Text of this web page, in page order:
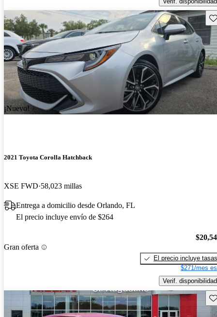
¡Nuevo!
2021 Toyota Corolla Hatchback
XSE FWD 58,023 millas
Entrega a domicilio desde Orlando, FL
El precio incluye envío de $264
Gran oferta
El precio incluye tasas
$271/mes
Verif. disponibilidad